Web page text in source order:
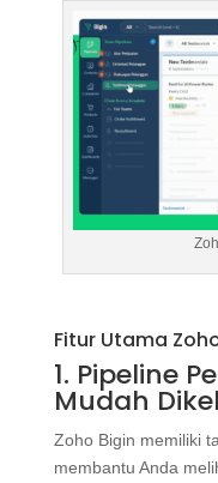
Fitur Utama
1. Pipeline
Mudah
Zoho Bigin memiliki
membantu Anda